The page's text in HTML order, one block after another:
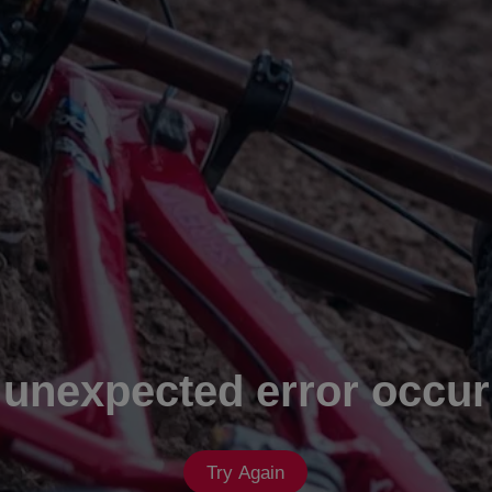
error
Try Again